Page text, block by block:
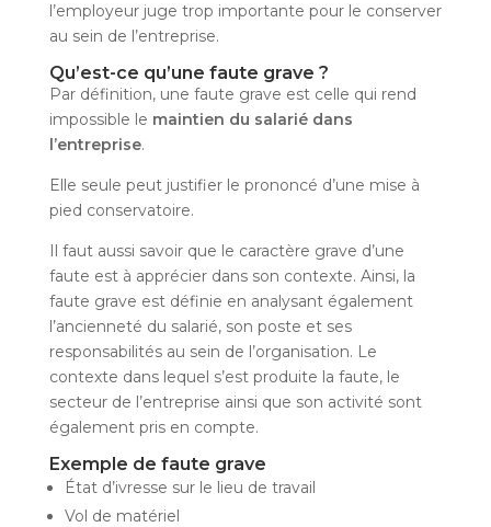
l’employeur juge trop importante pour le conserver
au sein de l’entreprise.
Qu’est-ce qu’une faute grave ?
Par définition, une faute grave est celle qui rend
impossible le maintien du salarié dans
l’entreprise.
Elle seule peut justifier le prononcé d’une mise à
pied conservatoire.
Il faut aussi savoir que le caractère grave d’une
faute est à apprécier dans son contexte. Ainsi, la
faute grave est définie en analysant également
l’ancienneté du salarié, son poste et ses
responsabilités au sein de l’organisation. Le
contexte dans lequel s’est produite la faute, le
secteur de l’entreprise ainsi que son activité sont
également pris en compte.
Exemple de faute grave
État d’ivresse sur le lieu de travail
Vol de matériel